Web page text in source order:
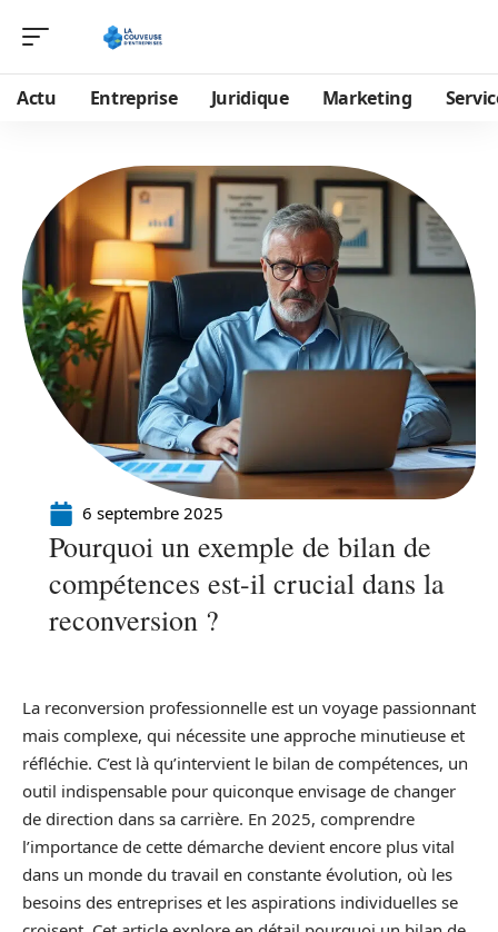
Actu Entreprise Juridique Marketing
6 septembre 2025
Pourquoi un exemple de bilan de
compétences est-il crucial dans la
reconversion ?
La reconversion professionnelle est un voyage passionnant
mais complexe, qui nécessite une approche minutieuse et
réfléchie. C’est là qu’intervient le bilan de compétences, un
outil indispensable pour quiconque envisage de changer
de direction dans sa carrière. En 2025, comprendre
l’importance de cette démarche devient encore plus vital
dans un monde du travail en constante évolution, où les
besoins des entreprises et les aspirations individuelles se